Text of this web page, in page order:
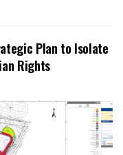
Plan to Isolate
Rights